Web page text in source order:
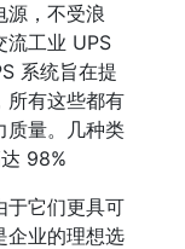
源，不受浪
流工业 UPS
系统旨在提
所有这些都有
质量。几种类
98%
于它们更具可
企业的理想选